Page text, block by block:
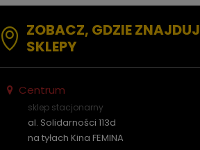
ZOBACZ, GDZIE
SKLEPY
Centrum
sklep stacjonarny
al. Solidarności 113d
na tyłach Kina FEMINA